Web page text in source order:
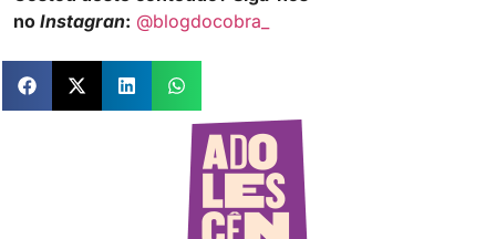
no Instagran: @blogdocobra_